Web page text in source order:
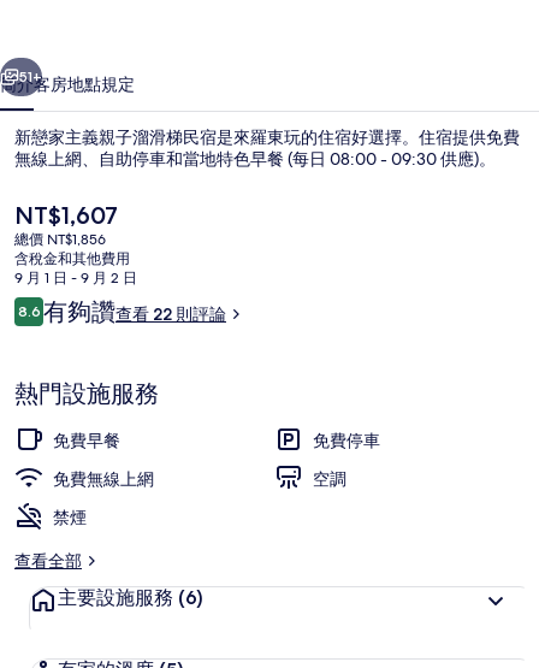
溜
滑
梯
宿
的
相
集
個 下一個
51+
簡介客房地點規定
新戀家主義親子溜滑梯民宿是來羅東玩的住宿好選擇。住宿提供免費
無線上網、自助停車和當地特色早餐 (每日 08:00 - 09:30 供應)。
目
前
的
價
格
是
NT$1,607
總價 NT$1,856
含稅金和其他費用
9 月 1 日 - 9 月 2 日
評
論
8.68.6 分，滿分 10 分，
有夠讚查看 22 則評論
熱門設施服務
免費早餐
免費停車
免費無線上網
空調
禁煙
查看全部
主要設施服務 (6)